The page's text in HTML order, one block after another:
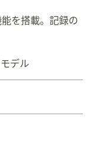
を搭載。記録の
デル